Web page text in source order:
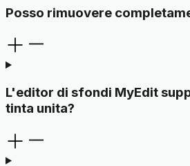
Posso rimuovere
L'editor di sfondi MyEdit
tinta unita?